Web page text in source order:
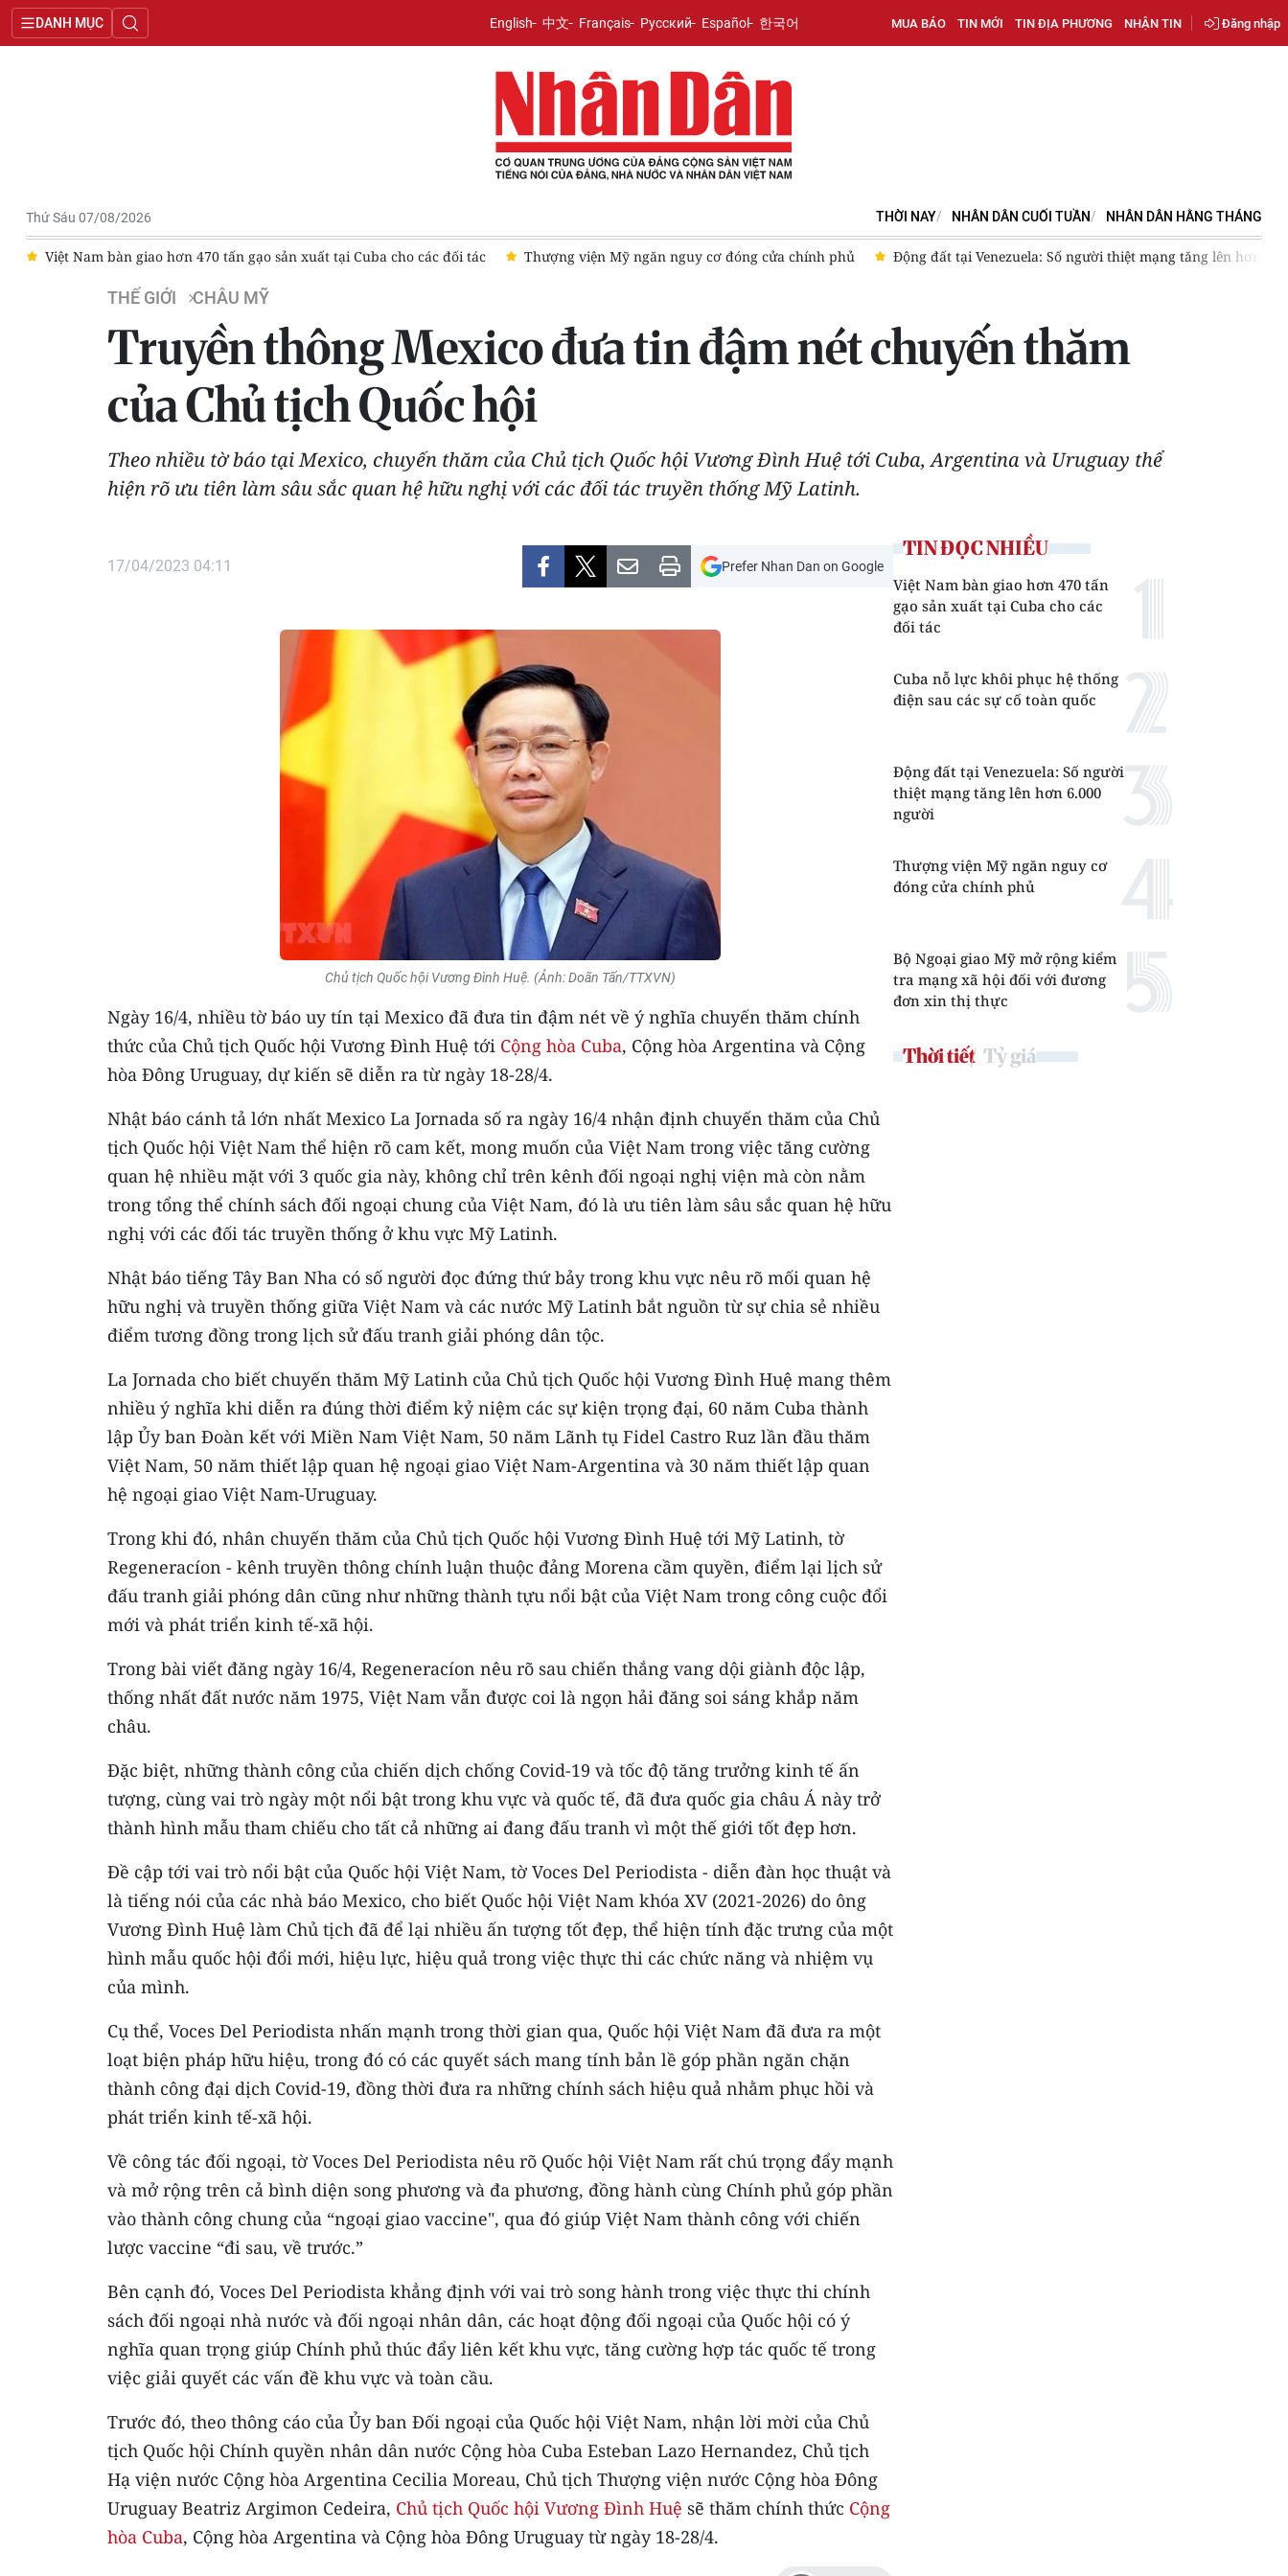
DANH MỤC English 中文 Français Русский Español 한국어 MUA BÁO TIN MỚI TIN ĐỊA PHƯƠNG NHẬN TIN Đăng nhập
Thứ Sáu 07/08/2026 THỜI NAY NHÂN DÂN CUỐI TUẦN NHÂN DÂN HẰNG THÁNG
Việt Nam bàn giao hơn 470 tấn gạo sản xuất tại Cuba cho các đối tác Thượng viện Mỹ ngăn nguy cơ đóng cửa chính phủ Động đất tại Venezuela: Số người thiệt mạng tăng lên hơn
THẾ GIỚI CHÂU MỸ
Truyền thông Mexico đưa tin đậm nét chuyến thăm
của Chủ tịch Quốc hội
Theo nhiều tờ báo tại Mexico, chuyến thăm của Chủ tịch Quốc hội Vương Đình Huệ tới Cuba, Argentina và Uruguay thể
hiện rõ ưu tiên làm sâu sắc quan hệ hữu nghị với các đối tác truyền thống Mỹ Latinh.
17/04/2023 04:11 Prefer Nhan Dan on Google
Chủ tịch Quốc hội Vương Đình Huệ. (Ảnh: Doãn Tấn/TTXVN)
Ngày 16/4, nhiều tờ báo uy tín tại Mexico đã đưa tin đậm nét về ý nghĩa chuyến thăm chính
thức của Chủ tịch Quốc hội Vương Đình Huệ tới Cộng hòa Cuba, Cộng hòa Argentina và Cộng
hòa Đông Uruguay, dự kiến sẽ diễn ra từ ngày 18-28/4.
Nhật báo cánh tả lớn nhất Mexico La Jornada số ra ngày 16/4 nhận định chuyến thăm của Chủ
tịch Quốc hội Việt Nam thể hiện rõ cam kết, mong muốn của Việt Nam trong việc tăng cường
quan hệ nhiều mặt với 3 quốc gia này, không chỉ trên kênh đối ngoại nghị viện mà còn nằm
trong tổng thể chính sách đối ngoại chung của Việt Nam, đó là ưu tiên làm sâu sắc quan hệ hữu
nghị với các đối tác truyền thống ở khu vực Mỹ Latinh.
Nhật báo tiếng Tây Ban Nha có số người đọc đứng thứ bảy trong khu vực nêu rõ mối quan hệ
hữu nghị và truyền thống giữa Việt Nam và các nước Mỹ Latinh bắt nguồn từ sự chia sẻ nhiều
điểm tương đồng trong lịch sử đấu tranh giải phóng dân tộc.
La Jornada cho biết chuyến thăm Mỹ Latinh của Chủ tịch Quốc hội Vương Đình Huệ mang thêm
nhiều ý nghĩa khi diễn ra đúng thời điểm kỷ niệm các sự kiện trọng đại, 60 năm Cuba thành
lập Ủy ban Đoàn kết với Miền Nam Việt Nam, 50 năm Lãnh tụ Fidel Castro Ruz lần đầu thăm
Việt Nam, 50 năm thiết lập quan hệ ngoại giao Việt Nam-Argentina và 30 năm thiết lập quan
hệ ngoại giao Việt Nam-Uruguay.
Trong khi đó, nhân chuyến thăm của Chủ tịch Quốc hội Vương Đình Huệ tới Mỹ Latinh, tờ
Regeneracíon - kênh truyền thông chính luận thuộc đảng Morena cầm quyền, điểm lại lịch sử
đấu tranh giải phóng dân cũng như những thành tựu nổi bật của Việt Nam trong công cuộc đổi
mới và phát triển kinh tế-xã hội.
Trong bài viết đăng ngày 16/4, Regeneracíon nêu rõ sau chiến thắng vang dội giành độc lập,
thống nhất đất nước năm 1975, Việt Nam vẫn được coi là ngọn hải đăng soi sáng khắp năm
châu.
Đặc biệt, những thành công của chiến dịch chống Covid-19 và tốc độ tăng trưởng kinh tế ấn
tượng, cùng vai trò ngày một nổi bật trong khu vực và quốc tế, đã đưa quốc gia châu Á này trở
thành hình mẫu tham chiếu cho tất cả những ai đang đấu tranh vì một thế giới tốt đẹp hơn.
Đề cập tới vai trò nổi bật của Quốc hội Việt Nam, tờ Voces Del Periodista - diễn đàn học thuật và
là tiếng nói của các nhà báo Mexico, cho biết Quốc hội Việt Nam khóa XV (2021-2026) do ông
Vương Đình Huệ làm Chủ tịch đã để lại nhiều ấn tượng tốt đẹp, thể hiện tính đặc trưng của một
hình mẫu quốc hội đổi mới, hiệu lực, hiệu quả trong việc thực thi các chức năng và nhiệm vụ
của mình.
Cụ thể, Voces Del Periodista nhấn mạnh trong thời gian qua, Quốc hội Việt Nam đã đưa ra một
loạt biện pháp hữu hiệu, trong đó có các quyết sách mang tính bản lề góp phần ngăn chặn
thành công đại dịch Covid-19, đồng thời đưa ra những chính sách hiệu quả nhằm phục hồi và
phát triển kinh tế-xã hội.
Về công tác đối ngoại, tờ Voces Del Periodista nêu rõ Quốc hội Việt Nam rất chú trọng đẩy mạnh
và mở rộng trên cả bình diện song phương và đa phương, đồng hành cùng Chính phủ góp phần
vào thành công chung của “ngoại giao vaccine", qua đó giúp Việt Nam thành công với chiến
lược vaccine “đi sau, về trước.”
Bên cạnh đó, Voces Del Periodista khẳng định với vai trò song hành trong việc thực thi chính
sách đối ngoại nhà nước và đối ngoại nhân dân, các hoạt động đối ngoại của Quốc hội có ý
nghĩa quan trọng giúp Chính phủ thúc đẩy liên kết khu vực, tăng cường hợp tác quốc tế trong
việc giải quyết các vấn đề khu vực và toàn cầu.
Trước đó, theo thông cáo của Ủy ban Đối ngoại của Quốc hội Việt Nam, nhận lời mời của Chủ
tịch Quốc hội Chính quyền nhân dân nước Cộng hòa Cuba Esteban Lazo Hernandez, Chủ tịch
Hạ viện nước Cộng hòa Argentina Cecilia Moreau, Chủ tịch Thượng viện nước Cộng hòa Đông
Uruguay Beatriz Argimon Cedeira, Chủ tịch Quốc hội Vương Đình Huệ sẽ thăm chính thức Cộng
hòa Cuba, Cộng hòa Argentina và Cộng hòa Đông Uruguay từ ngày 18-28/4.
TIN ĐỌC NHIỀU
Việt Nam bàn giao hơn 470 tấn
gạo sản xuất tại Cuba cho các
đối tác
Cuba nỗ lực khôi phục hệ thống
điện sau các sự cố toàn quốc
Động đất tại Venezuela: Số người
thiệt mạng tăng lên hơn 6.000
người
Thượng viện Mỹ ngăn nguy cơ
đóng cửa chính phủ
Bộ Ngoại giao Mỹ mở rộng kiểm
tra mạng xã hội đối với đương
đơn xin thị thực
Thời tiết Tỷ giá